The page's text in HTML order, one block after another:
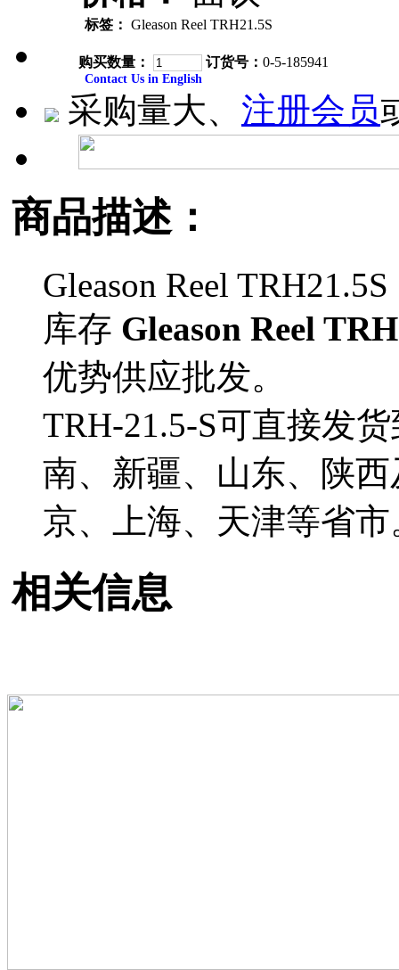
标签： Gleason Reel TRH21.5S
购买数量： 订货号： 0-5-185941
Contact Us in English
采购量大、 注册会员
商品描述：
Gleason Reel TRH21.5S
库存 Gleason Reel
优势供应批发。
TRH-21.5-S可直接发
南、新疆、山东、陕
京、上海、天津等省市
相关信息